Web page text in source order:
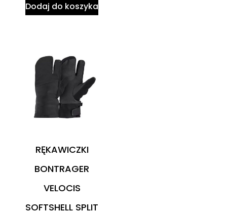
Dodaj do koszyka
RĘKAWICZKI
BONTRAGER
VELOCIS
SOFTSHELL SPLIT